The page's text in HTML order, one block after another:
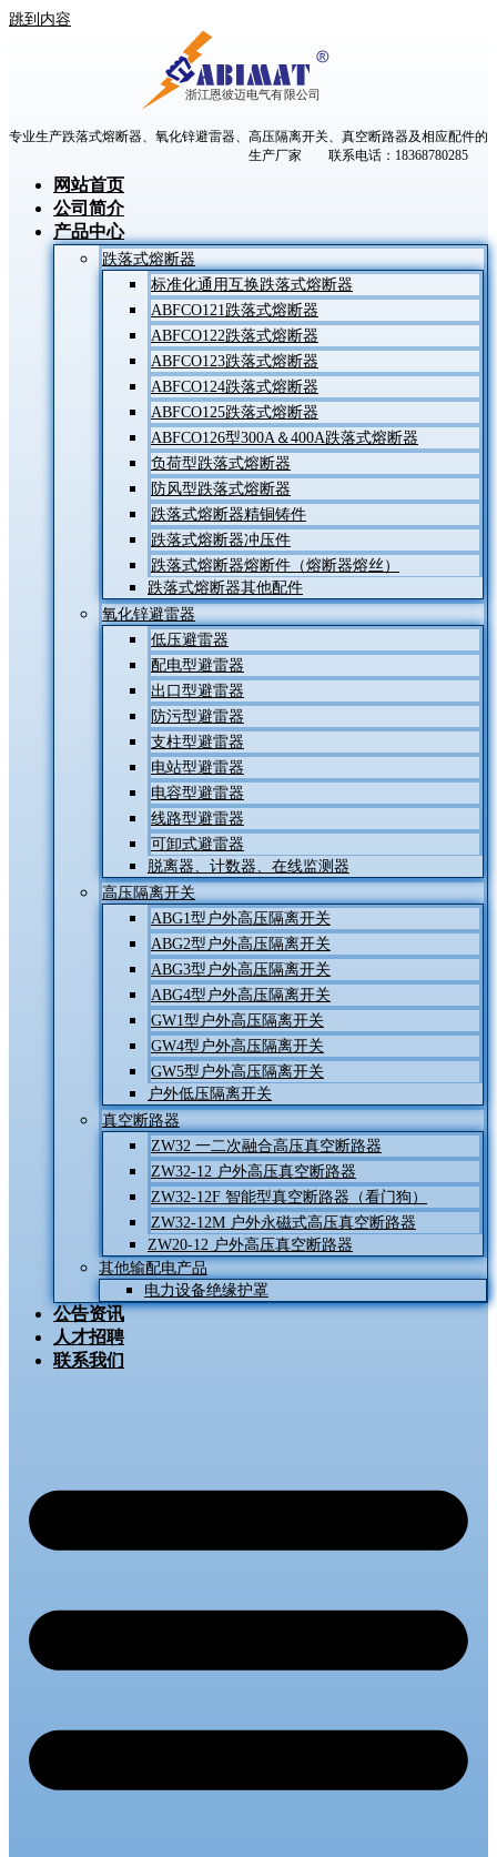
跳到内容
专业生产跌落式熔断器、氧化锌避雷器、高压隔离开关、真空断路器及相应配件的
生产厂家 联系电话：18368780285
网站首页
公司简介
产品中心
跌落式熔断器
标准化通用互换跌落式熔断器
ABFCO121跌落式熔断器
ABFCO122跌落式熔断器
ABFCO123跌落式熔断器
ABFCO124跌落式熔断器
ABFCO125跌落式熔断器
ABFCO126型300A＆400A跌落式熔断器
负荷型跌落式熔断器
防风型跌落式熔断器
跌落式熔断器精铜铸件
跌落式熔断器冲压件
跌落式熔断器熔断件（熔断器熔丝）
跌落式熔断器其他配件
氧化锌避雷器
低压避雷器
配电型避雷器
出口型避雷器
防污型避雷器
支柱型避雷器
电站型避雷器
电容型避雷器
线路型避雷器
可卸式避雷器
脱离器、计数器、在线监测器
高压隔离开关
ABG1型户外高压隔离开关
ABG2型户外高压隔离开关
ABG3型户外高压隔离开关
ABG4型户外高压隔离开关
GW1型户外高压隔离开关
GW4型户外高压隔离开关
GW5型户外高压隔离开关
户外低压隔离开关
真空断路器
ZW32 一二次融合高压真空断路器
ZW32-12 户外高压真空断路器
ZW32-12F 智能型真空断路器（看门狗）
ZW32-12M 户外永磁式高压真空断路器
ZW20-12 户外高压真空断路器
其他输配电产品
电力设备绝缘护罩
公告资讯
人才招聘
联系我们